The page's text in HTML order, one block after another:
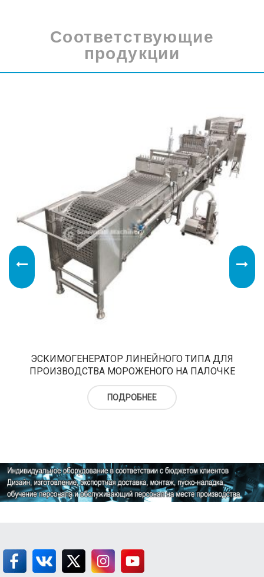
Соответствующие
продукции
ЭСКИМОГЕНЕРАТОР ЛИНЕЙНОГО ТИПА ДЛЯ
ПРОИЗВОДСТВА МОРОЖЕНОГО НА ПАЛОЧКЕ
ПОДРОБНЕЕ